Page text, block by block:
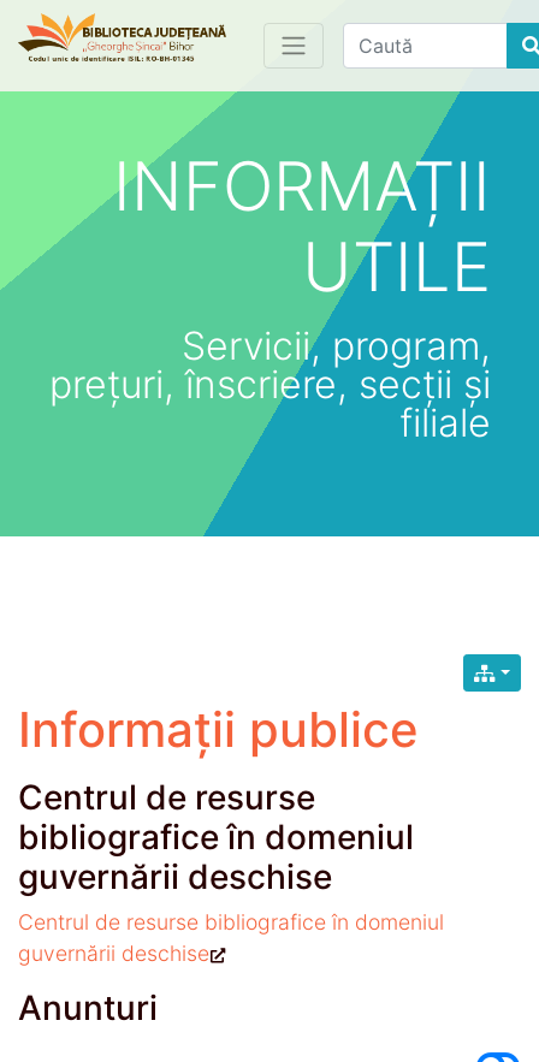
Find
INFORMAȚII
UTILE
Servicii, program,
prețuri, înscriere, secții și
filiale
Informații publice
Centrul de resurse
bibliografice în domeniul
guvernării deschise
Centrul de resurse bibliografice în domeniul
guvernării deschise
Anunturi